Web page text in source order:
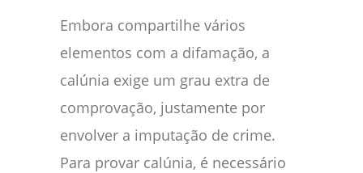
Embora compartilhe vários
elementos com a difamação, a
calúnia exige um grau extra de
comprovação, justamente por
envolver a imputação de crime.
Para provar calúnia, é necessário